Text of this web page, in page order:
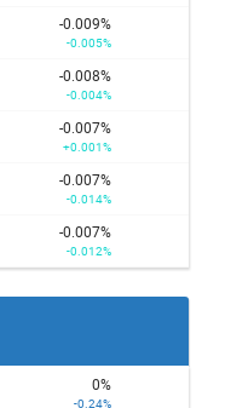
-0.009%
-0.005%
-0.008%
-0.004%
-0.007%
+0.001%
-0.007%
-0.014%
-0.007%
-0.012%
0%
-0.24%